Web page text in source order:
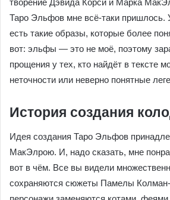
работа, как говорится, требует жертв,
творение Дэвида Корси и Марка
названием Таро Эльфов мне всё-
каждого из нас есть такие образы,
понятны, чем другие. Так вот: эльфы
поэтому заранее прошу прощения у
понятные легенды.
История создания
Идея создания Таро Эльфов
МакЭлрою. И, надо сказать, мне